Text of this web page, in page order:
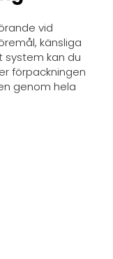
vid
känsliga
system kan du
förpackningen
genom hela